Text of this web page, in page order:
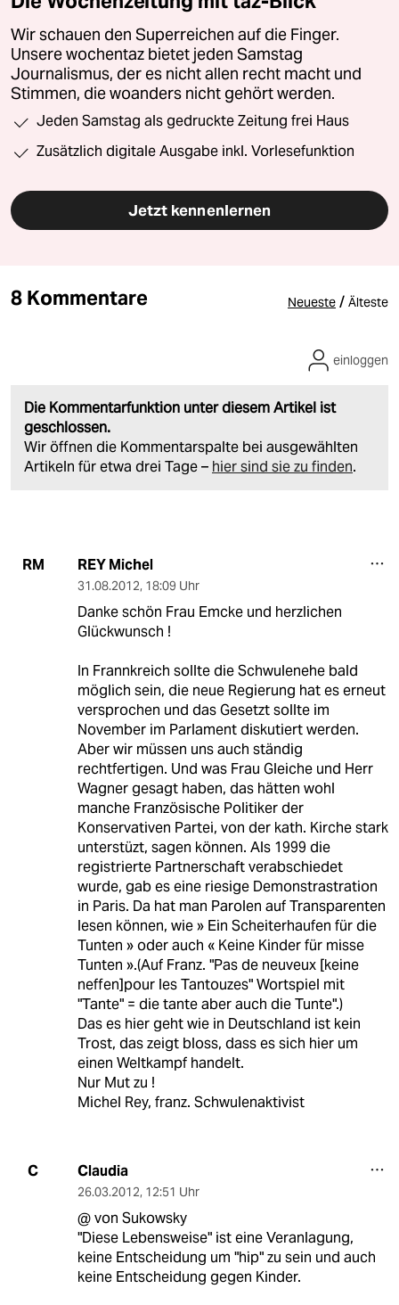
Wir schauen den Superreichen auf die Finger.
Unsere wochentaz bietet jeden Samstag
Journalismus, der es nicht allen recht macht und
Stimmen, die woanders nicht gehört werden.
Jeden Samstag als gedruckte Zeitung frei Haus
Zusätzlich digitale Ausgabe inkl. Vorlesefunktion
Jetzt kennenlernen
8 Kommentare Neueste / Älteste
Die Kommentarfunktion unter diesem Artikel ist
geschlossen.
Wir öffnen die Kommentarspalte bei ausgewählten
Artikeln für etwa drei Tage – hier sind sie zu finden.
einloggen
RM REY Michel
31.08.2012, 18:09 Uhr
Danke schön Frau Emcke und herzlichen
Glückwunsch !
In Frannkreich sollte die Schwulenehe bald
möglich sein, die neue Regierung hat es erneut
versprochen und das Gesetzt sollte im
November im Parlament diskutiert werden.
Aber wir müssen uns auch ständig
rechtfertigen. Und was Frau Gleiche und Herr
Wagner gesagt haben, das hätten wohl
manche Französische Politiker der
Konservativen Partei, von der kath. Kirche stark
unterstüzt, sagen können. Als 1999 die
registrierte Partnerschaft verabschiedet
wurde, gab es eine riesige Demonstrastration
in Paris. Da hat man Parolen auf Transparenten
lesen können, wie » Ein Scheiterhaufen für die
Tunten » oder auch « Keine Kinder für misse
Tunten ».(Auf Franz. "Pas de neuveux [keine
neffen]pour les Tantouzes" Wortspiel mit
"Tante" = die tante aber auch die Tunte".)
Das es hier geht wie in Deutschland ist kein
Trost, das zeigt bloss, dass es sich hier um
einen Weltkampf handelt.
Nur Mut zu !
Michel Rey, franz. Schwulenaktivist
C Claudia
26.03.2012, 12:51 Uhr
@ von Sukowsky
"Diese Lebensweise" ist eine Veranlagung,
keine Entscheidung um "hip" zu sein und auch
keine Entscheidung gegen Kinder.